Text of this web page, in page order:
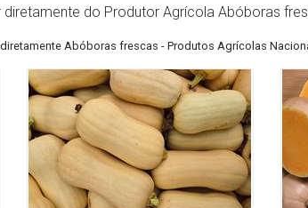
diretamente do Produtor Agrícola Abóboras
Abóboras frescas - Produtos Agrícolas